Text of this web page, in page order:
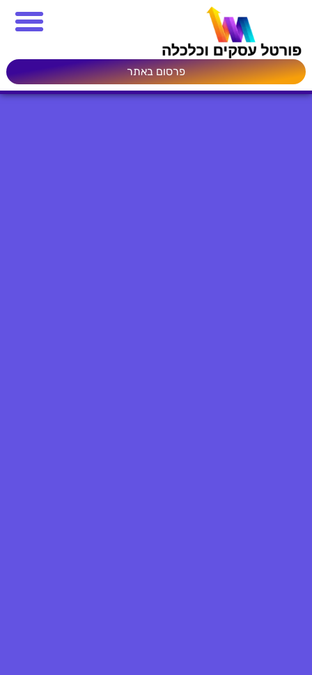
פרסום באתר